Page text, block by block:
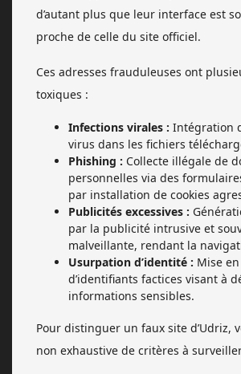
d’autant plus que leur interface est
proche de celle du site officiel.
Ces adresses frauduleuses ont
toxiques :
Infections virales : Intégration
virus dans les fichiers
Phishing : Collecte illégale de
personnelles via des
par installation de cookies
Publicités excessives :
par la publicité intrusive et
malveillante, rendant la
Usurpation d’identité : Mise
d’identifiants factices visant à
informations sensibles.
Pour distinguer un faux site d’Udriz,
non exhaustive de critères à